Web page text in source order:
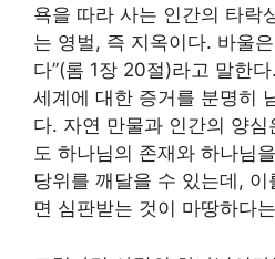
욕을 따라 사는 인간의 타락
는 영벌, 즉 지옥이다. 바울
다”(롬 1장 20절)라고 말한
세계에 대한 증거를 분명히
다. 자연 만물과 인간의 양
도 하나님의 존재와 하나님
당위를 깨달을 수 있는데,
면 심판받는 것이 마땅하다